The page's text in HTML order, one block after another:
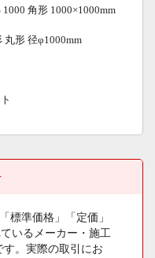
角形 1000×1000mm
丸形 径φ1000mm
標準価格」「定価」
いるメーカー・施工
。実際の取引にお